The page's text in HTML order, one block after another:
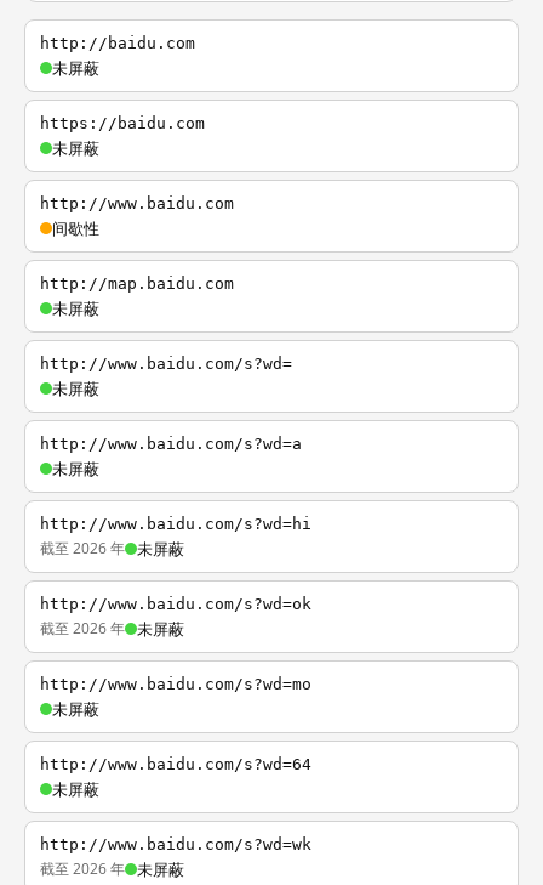
http://baidu.com
未屏蔽
https://baidu.com
未屏蔽
http://www.baidu.com
间歇性
http://map.baidu.com
未屏蔽
http://www.baidu.com/s?wd=
未屏蔽
http://www.baidu.com/s?wd=a
未屏蔽
http://www.baidu.com/s?wd=hi
截至 2026 年 未屏蔽
http://www.baidu.com/s?wd=ok
截至 2026 年 未屏蔽
http://www.baidu.com/s?wd=mo
未屏蔽
http://www.baidu.com/s?wd=64
未屏蔽
http://www.baidu.com/s?wd=wk
截至 2026 年 未屏蔽